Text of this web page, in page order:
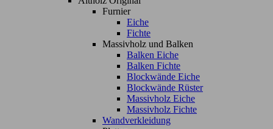
Furnier
Eiche
Fichte
Massivholz und Balken
Balken Eiche
Balken Fichte
Blockwände Eiche
Blockwände Rüster
Massivholz Eiche
Massivholz Fichte
Wandverkleidung